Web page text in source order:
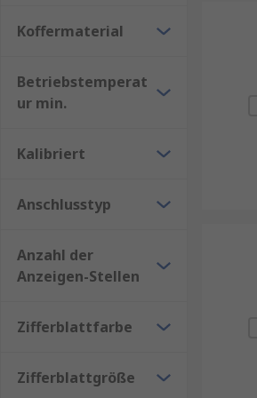
sich die passende Lösung für
RS ist Ihr Ansprechpartner
eine garantierte Lieferung am
Produktseite.
Koffermaterial
Betriebstemperat
ur min.
Kalibriert
Anschlusstyp
Anzahl der
Anzeigen-Stellen
Zifferblattfarbe
Zifferblattgröße